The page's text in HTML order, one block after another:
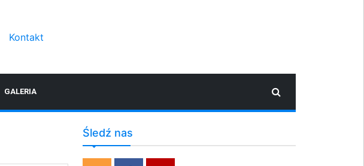
Kontakt
GALERIA
Śledź nas